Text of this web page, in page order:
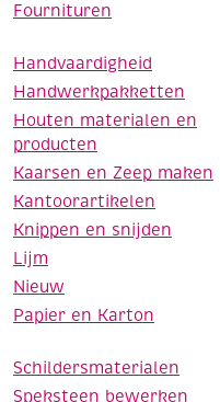
Fournituren
Handvaardigheid
Handwerkpakketten
Houten materialen en
producten
Kaarsen en Zeep maken
Kantoorartikelen
Knippen en snijden
Lijm
Nieuw
Papier en Karton
Schildersmaterialen
Speksteen bewerken